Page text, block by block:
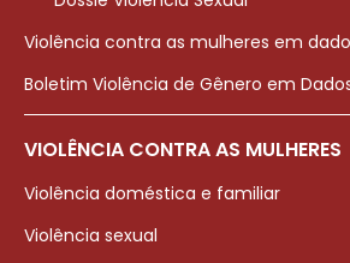
Violência contra as mulheres em
Boletim Violência de Gênero em
VIOLÊNCIA CONTRA AS MULHERES
Violência doméstica e familiar
Violência sexual